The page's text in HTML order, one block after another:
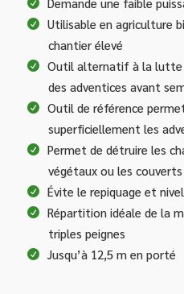
Utilisable en agriculture
chantier élevé
Outil alternatif à la lutte
des adventices avant
Outil de référence
superficiellement les
Permet de détruire les
végétaux ou les couverts
Évite le repiquage et
Répartition idéale de la
triples peignes
Jusqu’à 12,5 m en porté